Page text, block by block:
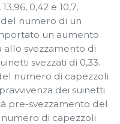
0,42 e 10,7,
numero di un
un aumento
svezzamento di
svezzati di 0,33.
numero di capezzoli
dei suinetti
pre-svezzamento del
di capezzoli